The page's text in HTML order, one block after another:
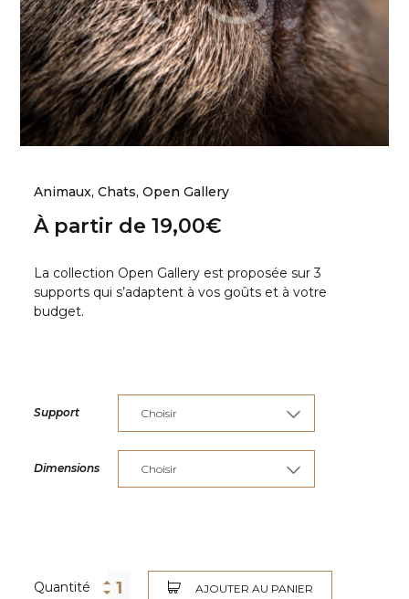
Animaux,Chats,Open Gallery
À partir de19,00€
La collection Open Gallery est proposée sur 3
supports qui s’adaptent à vos goûts et à votre
budget.
Support
Dimensions
Quantité AJOUTER AU PANIER